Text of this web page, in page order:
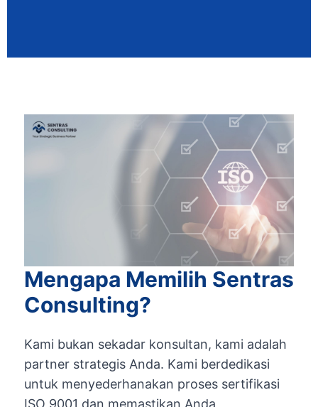
Mengapa Memilih Sentras
Consulting?
Kami bukan sekadar konsultan, kami adalah
partner strategis Anda. Kami berdedikasi
untuk menyederhanakan proses sertifikasi
ISO 9001 dan memastikan Anda